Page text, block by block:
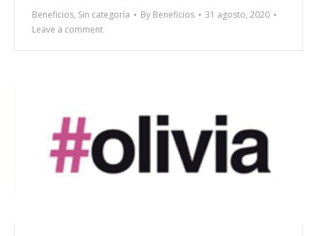
Beneficios, Sin categoría By Beneficios
31 agosto, 2020
Leave a comment